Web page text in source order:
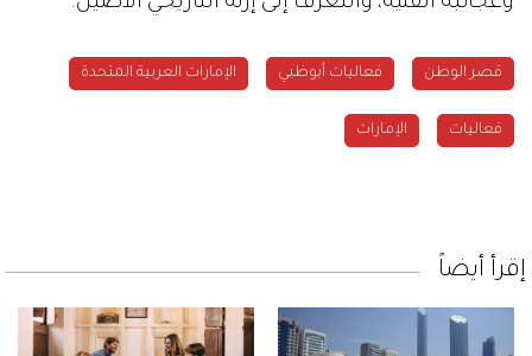
قصر الوطن فعاليات أبوظبي الإمارات العربية المتحدة
فعاليات الإمارات
إقرأ أيضاً